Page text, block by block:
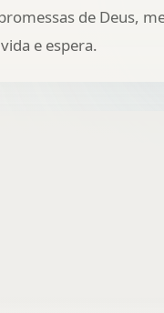
de Deus,
e espera.